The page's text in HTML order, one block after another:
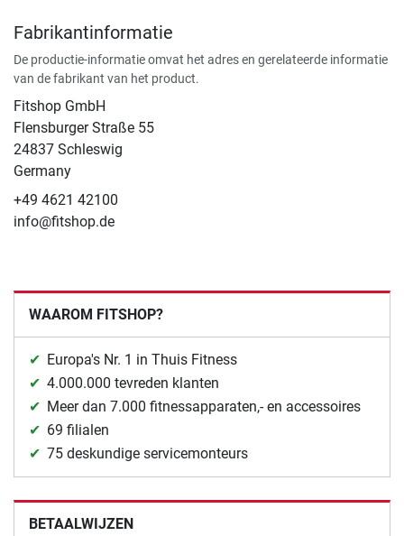
Fabrikantinformatie
De productie-informatie omvat het adres en gerelateerde informatie
van de fabrikant van het product.
Fitshop GmbH
Flensburger Straße 55
24837 Schleswig
Germany
+49 4621 42100
info@fitshop.de
WAAROM FITSHOP?
Europa's Nr. 1 in Thuis Fitness
4.000.000 tevreden klanten
Meer dan 7.000 fitnessapparaten,- en accessoires
69 filialen
75 deskundige servicemonteurs
BETAALWIJZEN